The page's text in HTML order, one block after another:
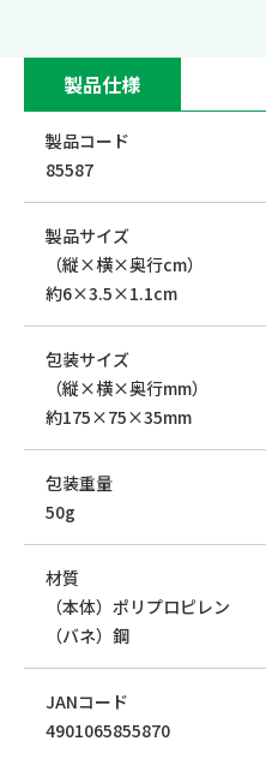
製品仕様
製品コード
85587
製品サイズ
（縦×横×奥行cm）
約6×3.5×1.1cm
包装サイズ
（縦×横×奥行mm）
約175×75×35mm
包装重量
50g
材質
（本体）ポリプロピレン
（バネ）鋼
JANコード
4901065855870